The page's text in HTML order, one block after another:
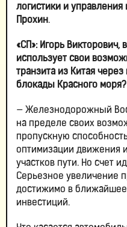
логистики и управления
Прохин.
«СП»: Игорь
использует свои
транзита из Китая
блокады Красного моря?
— Железнодорожный
на пределе своих
пропускную
оптимизации движения
участков пути. Но счет
Серьезное увеличение
достижимо в
инвестиций.